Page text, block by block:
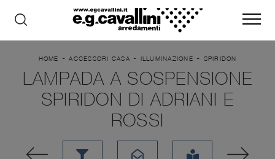
HOME -ACCESSORI CASA - ILLUMINAZIONE - SPIRIDON
LAMPADA A SOSPENSIONE
SPIRIDON DI ADRIANI E
ROSSI